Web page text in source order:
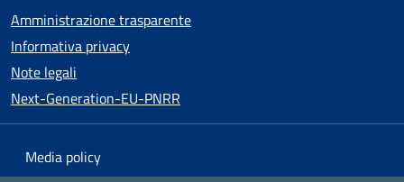
Amministrazione trasparente
Informativa privacy
Note legali
Next-Generation-EU-PNRR
Media policy